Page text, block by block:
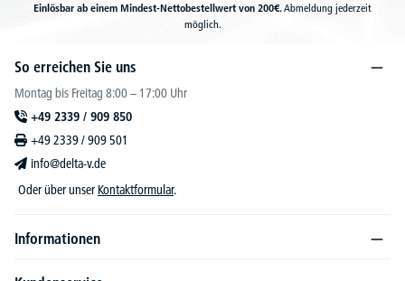
Einlösbar ab einem Mindest-Nettobestellwert von 200€.Abmeldung jederzeit
möglich.
So erreichen Sie uns
Montag bis Freitag 8:00 – 17:00 Uhr
+49 2339 / 909 850
+49 2339 / 909 501
info@delta-v.de
Oder über unser Kontaktformular.
Informationen